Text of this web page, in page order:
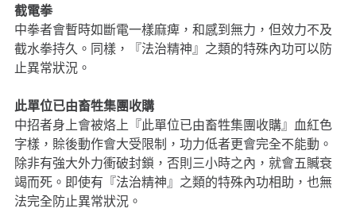
截電拳
中拳者會暫時如斷電一樣麻痺，和感到無力，但效力不及
截水拳持久。同樣，『法治精神』之類的特殊內功可以防
止異常狀況。
此單位已由畜牲集團收購
中招者身上會被烙上『此單位已由畜牲集團收購』血紅色
字樣，賒後動作會大受限制，功力低者更會完全不能動。
除非有強大外力衝破封鎖，否則三小時之內，就會五贓衰
竭而死。即使有『法治精神』之類的特殊內功相助，也無
法完全防止異常狀況。